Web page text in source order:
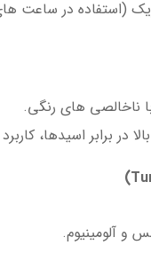
(استفاده در ساعت
ناخالصی های رنگی.
در برابر اسیدها،
و آلومینیوم.